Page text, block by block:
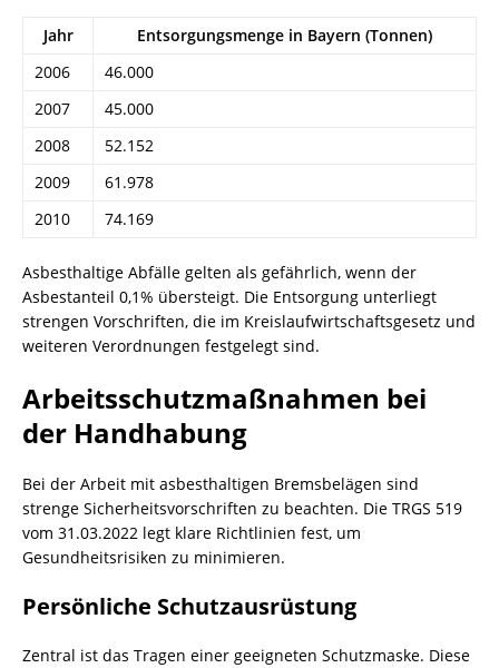
Jahr
Entsorgungsmenge in Bayern (Tonnen)
2006
46.000
2007
45.000
2008
52.152
2009
61.978
2010
74.169
Asbesthaltige Abfälle gelten als gefährlich, wenn der
Asbestanteil 0,1% übersteigt. Die Entsorgung unterliegt
strengen Vorschriften, die im Kreislaufwirtschaftsgesetz und
weiteren Verordnungen festgelegt sind.
Arbeitsschutzmaßnahmen bei
der Handhabung
Bei der Arbeit mit asbesthaltigen Bremsbelägen sind
strenge Sicherheitsvorschriften zu beachten. Die TRGS 519
vom 31.03.2022 legt klare Richtlinien fest, um
Gesundheitsrisiken zu minimieren.
Persönliche Schutzausrüstung
Zentral ist das Tragen einer geeigneten Schutzmaske. Diese